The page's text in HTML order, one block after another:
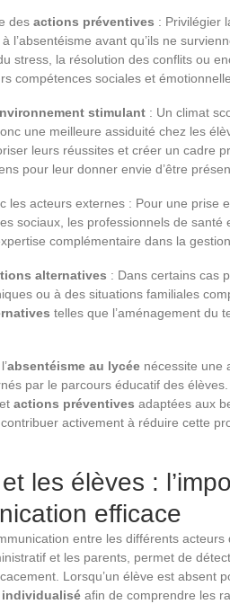
des actions préventives : Privilégier
l’absentéisme avant qu’ils ne
stress, la résolution des conflits ou
compétences sociales et
stimulant : Un climat
une meilleure assiduité chez les
leurs réussites et créer un cadre
pour leur donner envie d’être
les acteurs externes : Pour une prise
sociaux, les professionnels de
complémentaire dans la
alternatives : Dans certains cas
ou à des situations familiales
telles que l’aménagement du
absentéisme au lycée nécessite une
par le parcours éducatif des
et actions préventives adaptées aux
activement à réduire cette
et les élèves :
efficace
entre les différents acteurs
et les parents, permet de
Lorsqu’un élève est absent
afin de comprendre les